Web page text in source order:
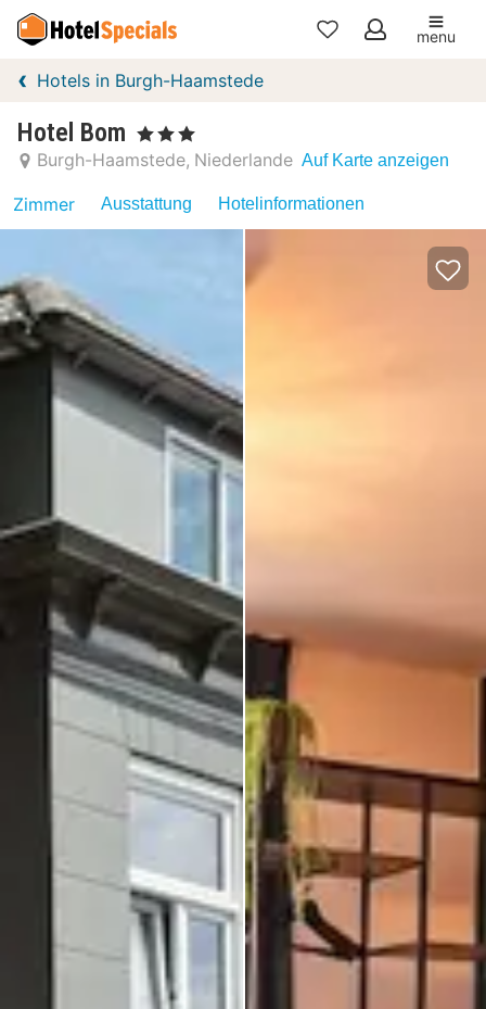
Meine
menu
Hotels in Burgh-Haamstede
Hotel Bom , 3 Sterne
Burgh-Haamstede Niederlande Auf Karte anzeigen
Zimmer Ausstattung Hotelinformationen